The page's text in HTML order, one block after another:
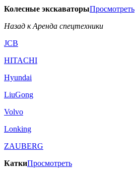
Колесные экскаваторыПросмотреть
Назад к Аренда спецтехники
JCB
HITACHI
Hyundai
LiuGong
Volvo
Lonking
ZAUBERG
КаткиПросмотреть